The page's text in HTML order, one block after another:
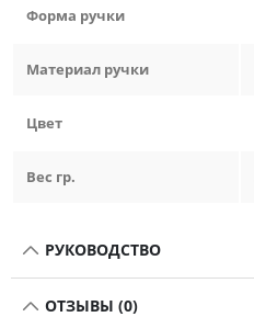
Форма ручки
Материал ручки
Цвет
Вес гр.
РУКОВОДСТВО
ОТЗЫВЫ (0)